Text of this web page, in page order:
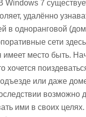
Windows 7
удалённо
в одноранговой
сети
имеет место быть.
хочется
или даже
возможно
ими в своих